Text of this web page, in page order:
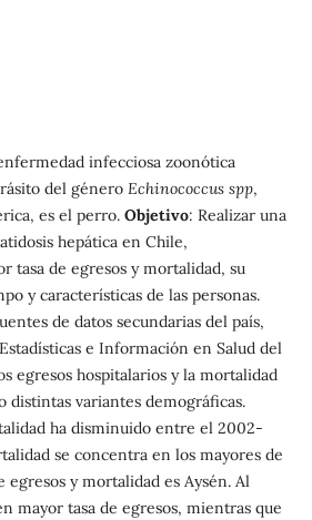
infecciosa zoonótica
del género Echinococcus spp,
es el perro. Objetivo: Realizar una
hepática en Chile,
tasa de egresos y mortalidad, su
y características de las personas.
de datos secundarias del país,
e Información en Salud del
egresos hospitalarios y la mortalidad
distintas variantes demográficas.
ha disminuido entre el 2002-
se concentra en los mayores de
y mortalidad es Aysén. Al
mayor tasa de egresos, mientras que